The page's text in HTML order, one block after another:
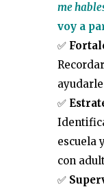
me
voy a
✅
✅
escuela
con
✅